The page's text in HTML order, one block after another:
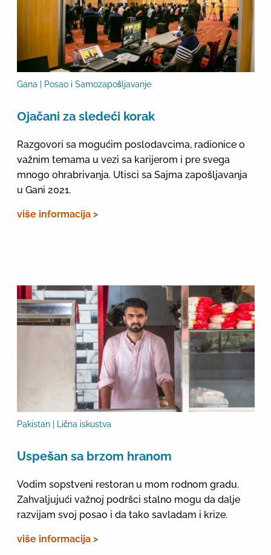
Gana | Posao i Samozapošljavanje
Оjačani za sledeći korak
Razgovori sa mogućim poslodavcima, radionice o
važnim temama u vezi sa karijerom i pre svega
mnogo ohrabrivanja. Utisci sa Sajma zapošljavanja
u Gani 2021.
više informacija >
Pakistan | Lična iskustva
Uspešan sa brzom hranom
Vodim sopstveni restoran u mom rodnom gradu.
Zahvaljujući važnoj podršci stalno mogu da dalje
razvijam svoj posao i da tako savladam i krize.
više informacija >